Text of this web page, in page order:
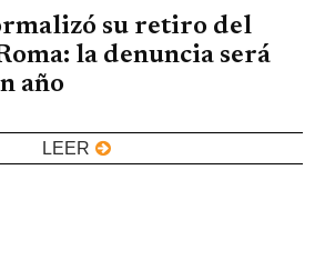
su retiro del
la denuncia será
año
LEER